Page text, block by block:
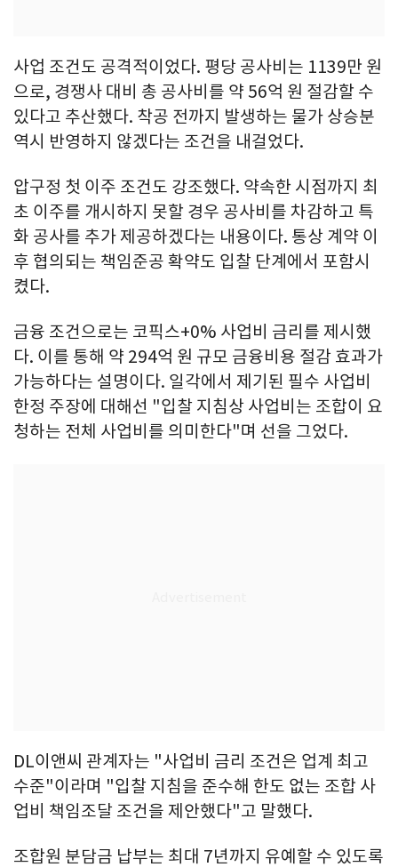
사업 조건도 공격적이었다. 평당 공사비는 1139만 원
으로, 경쟁사 대비 총 공사비를 약 56억 원 절감할 수
있다고 추산했다. 착공 전까지 발생하는 물가 상승분
역시 반영하지 않겠다는 조건을 내걸었다.
압구정 첫 이주 조건도 강조했다. 약속한 시점까지 최
초 이주를 개시하지 못할 경우 공사비를 차감하고 특
화 공사를 추가 제공하겠다는 내용이다. 통상 계약 이
후 협의되는 책임준공 확약도 입찰 단계에서 포함시
켰다.
금융 조건으로는 코픽스+0% 사업비 금리를 제시했
다. 이를 통해 약 294억 원 규모 금융비용 절감 효과가
가능하다는 설명이다. 일각에서 제기된 필수 사업비
한정 주장에 대해선 "입찰 지침상 사업비는 조합이 요
청하는 전체 사업비를 의미한다"며 선을 그었다.
DL이앤씨 관계자는 "사업비 금리 조건은 업계 최고
수준"이라며 "입찰 지침을 준수해 한도 없는 조합 사
업비 책임조달 조건을 제안했다"고 말했다.
조합원 분담금 납부는 최대 7년까지 유예할 수 있도록